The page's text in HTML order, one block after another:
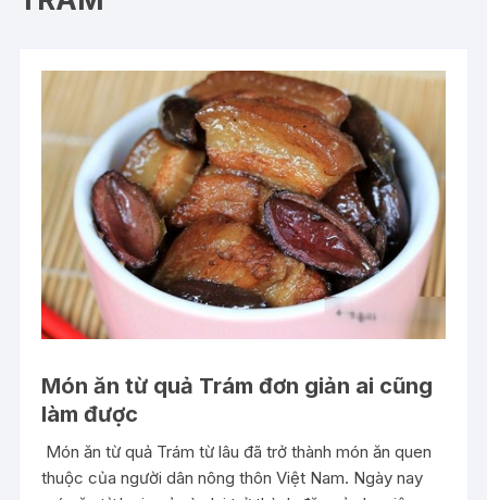
Món ăn từ quả Trám đơn giản ai cũng
làm được
Món ăn từ quả Trám từ lâu đã trở thành món ăn quen
thuộc của người dân nông thôn Việt Nam. Ngày nay